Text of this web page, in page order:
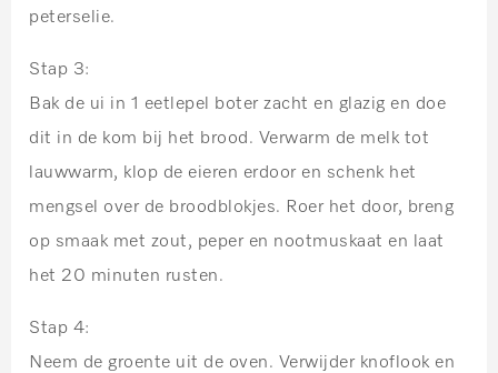
peterselie.
Stap 3:
Bak de ui in 1 eetlepel boter zacht en glazig en doe
dit in de kom bij het brood. Verwarm de melk tot
lauwwarm, klop de eieren erdoor en schenk het
mengsel over de broodblokjes. Roer het door, breng
op smaak met zout, peper en nootmuskaat en laat
het 20 minuten rusten.
Stap 4:
Neem de groente uit de oven. Verwijder knoflook en